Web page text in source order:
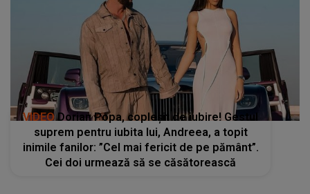
VIDEODorian Popa, copleșit de iubire! Gestul
suprem pentru iubita lui, Andreea, a topit
inimile fanilor: ”Cel mai fericit de pe pământ”.
Cei doi urmează să se căsătorească